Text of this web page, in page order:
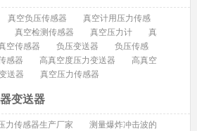
真空负压传感器
真空计用压力传感
真空检测传感器 真空压力计
真
空传感器 负压变送器
负压传感
感器 高真空度压力变送器
高真空
送器 真空压力传感器
变送器
力传感器生产厂家
测量爆炸冲击波的